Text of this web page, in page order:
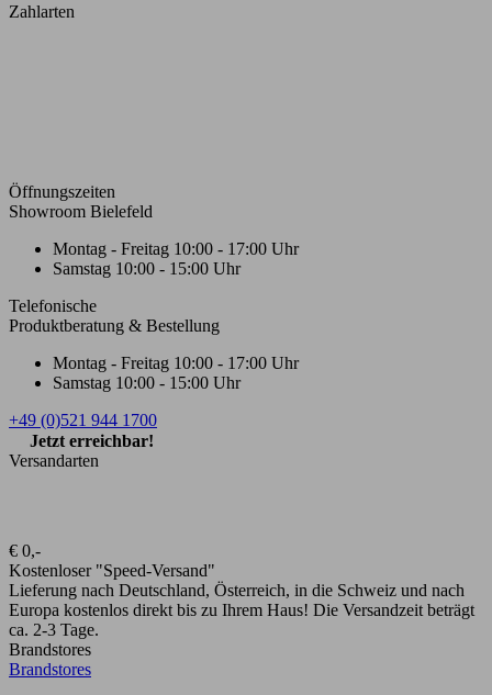
Zahlarten
Öffnungszeiten
Showroom Bielefeld
Montag - Freitag 10:00 - 17:00 Uhr
Samstag 10:00 - 15:00 Uhr
Telefonische
Produktberatung & Bestellung
Montag - Freitag 10:00 - 17:00 Uhr
Samstag 10:00 - 15:00 Uhr
+49 (0)521 944 1700
Jetzt erreichbar!
Versandarten
€ 0,-
Kostenloser "Speed-Versand"
Lieferung nach Deutschland, Österreich, in die Schweiz und nach
Europa kostenlos direkt bis zu Ihrem Haus! Die Versandzeit beträgt
ca. 2-3 Tage.
Brandstores
Brandstores